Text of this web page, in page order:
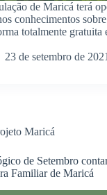
de Maricá terá
conhecimentos sobre
totalmente gratuita
23 de setembro de 2021
Maricá
de Setembro
Familiar de Maricá